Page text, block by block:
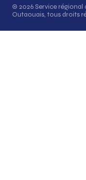
© 2026 Service
Outaouais, tous droits